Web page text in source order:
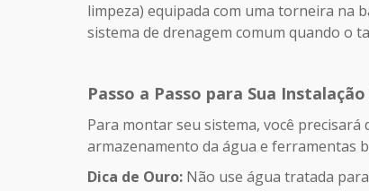
limpeza) equipada com uma torneira na
sistema de drenagem comum quando o
Passo a Passo para Sua
Para montar seu sistema, você precisará
armazenamento da água e ferramentas
Dica de Ouro: Não use água tratada